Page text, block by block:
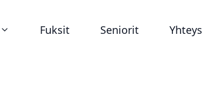
Fuksit Seniorit Yhteys